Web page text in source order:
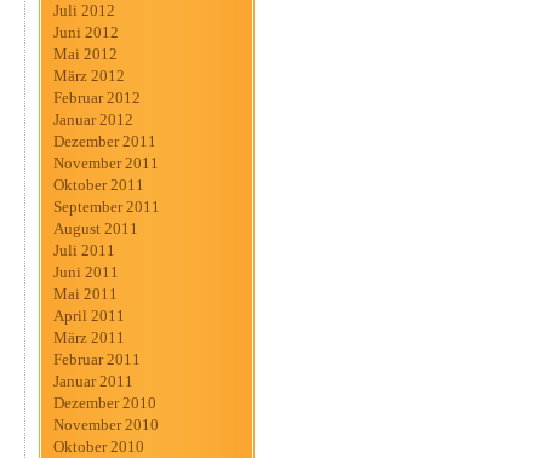
Juli 2012
Juni 2012
Mai 2012
März 2012
Februar 2012
Januar 2012
Dezember 2011
November 2011
Oktober 2011
September 2011
August 2011
Juli 2011
Juni 2011
Mai 2011
April 2011
März 2011
Februar 2011
Januar 2011
Dezember 2010
November 2010
Oktober 2010